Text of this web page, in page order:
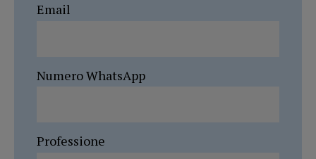
Email
Numero WhatsApp
Professione